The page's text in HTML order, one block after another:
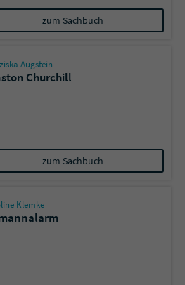
zum Sachbuch
Augstein
Churchill
zum Sachbuch
Klemke